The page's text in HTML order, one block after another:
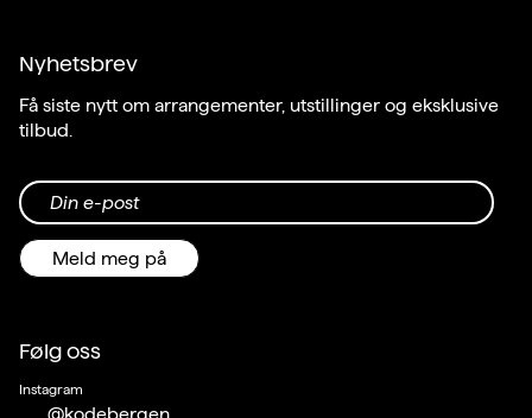
Nyhetsbrev
Få siste nytt om arrangementer, utstillinger og eksklusive
tilbud.
Din e-post
Meld meg på
Følg oss
Instagram
@kodebergen